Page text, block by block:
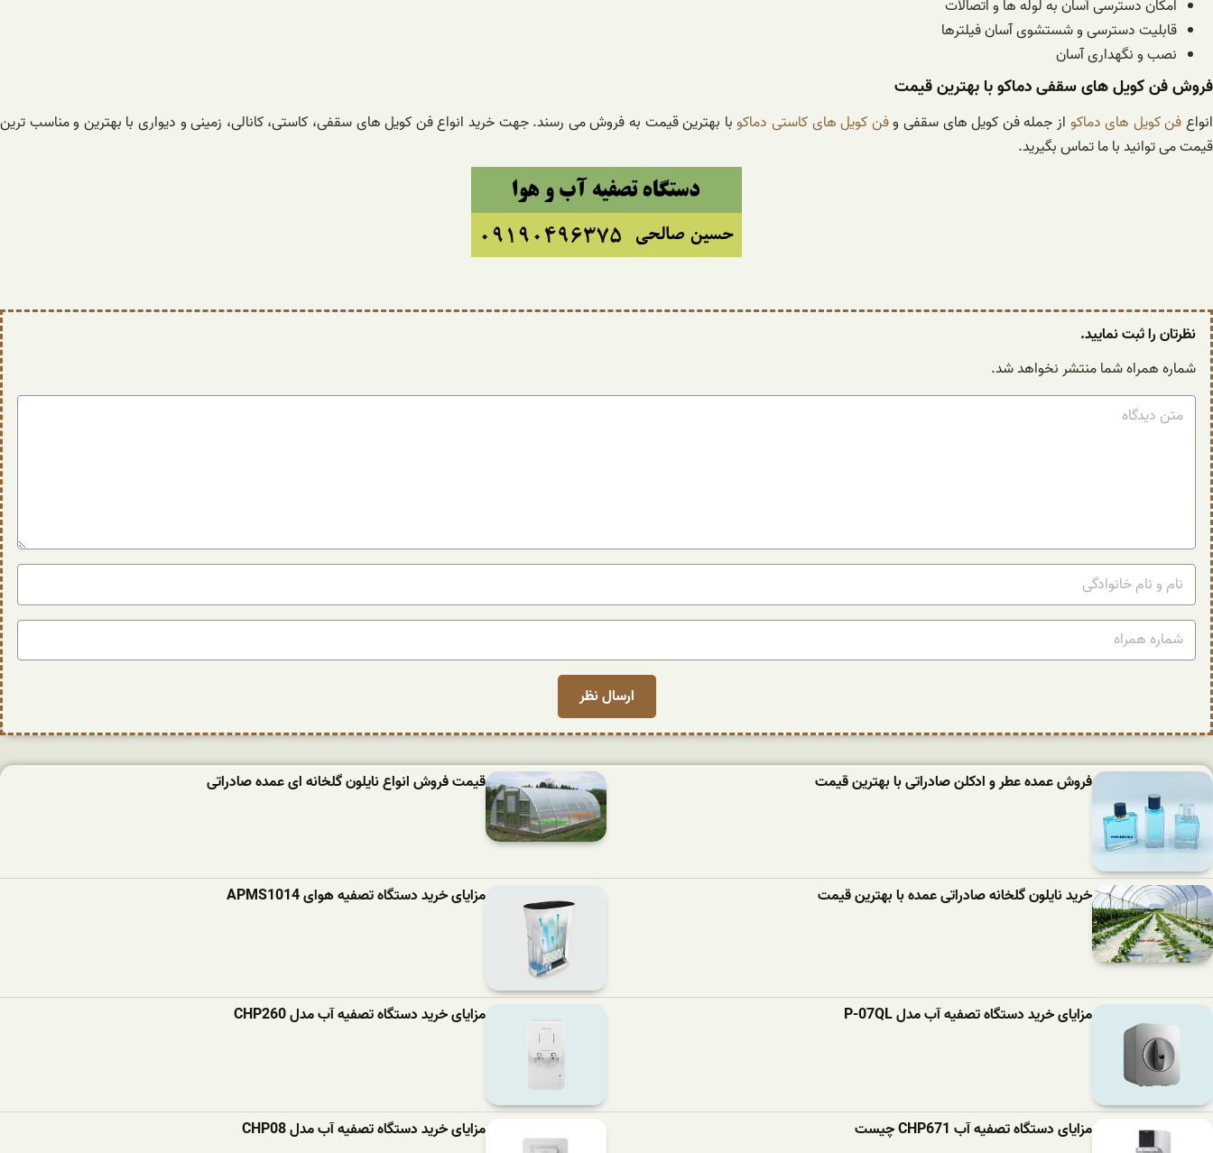
امکان دسترسی آسان به لوله ها و اتصالات
قابلیت دسترسی و شستشوی آسان فیلترها
نصب و نگهداری آسان
فروش فن کویل های سقفی دماکو با بهترین قیمت
انواعفن کویل های دماکو از جمله فن کویل های سقفی وفن کویل های کاستی دماکوبا بهترین قیمت به فروش می رسند. جهت خرید انواع فن کویل های سقفی، کاستی، کانالی، زمینی و دیواری با بهترین و مناسب ترین
قیمت می توانید با ما تماس بگیرید.
نظرتان را ثبت نمایید.
شماره همراه شما منتشر نخواهد شد.
فروش عمده عطر و ادکلن صادراتی با بهترین قیمت قیمت فروش انواع نایلون گلخانه ای عمده صادراتی
خرید نایلون گلخانه صادراتی عمده با بهترین قیمت مزایای خرید دستگاه تصفیه هوای APMS1014
مزایای خرید دستگاه تصفیه آب مدل P-07QL مزایای خرید دستگاه تصفیه آب مدل CHP260
مزایای دستگاه تصفیه آب CHP671 چیست مزایای خرید دستگاه تصفیه آب مدل CHP08